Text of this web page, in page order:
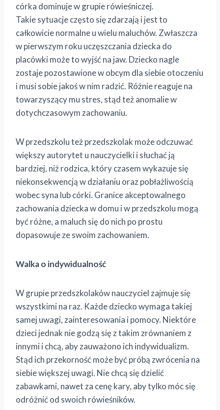
córka dominuje w grupie rówieśniczej.
Takie sytuacje często się zdarzają i jest to
całkowicie normalne u wielu maluchów. Zwłaszcza
w pierwszym roku uczęszczania dziecka do
placówki może to wyjść na jaw. Dziecko nagle
zostaje pozostawione w obcym dla siebie otoczeniu
i musi sobie jakoś w nim radzić. Różnie reaguje na
towarzyszący mu stres, stąd też anomalie w
dotychczasowym zachowaniu.
W przedszkolu też przedszkolak może odczuwać
większy autorytet u nauczycielki i słuchać ją
bardziej, niż rodzica, który czasem wykazuje się
niekonsekwencją w działaniu oraz pobłażliwością
wobec syna lub córki. Granice akceptowalnego
zachowania dziecka w domu i w przedszkolu mogą
być różne, a maluch się do nich po prostu
dopasowuje ze swoim zachowaniem.
Walka o indywidualność
W grupie przedszkolaków nauczyciel zajmuje się
wszystkimi na raz. Każde dziecko wymaga takiej
samej uwagi, zainteresowania i pomocy. Niektóre
dzieci jednak nie godzą się z takim zrównaniem z
innymi i chcą, aby zauważono ich indywidualizm.
Stąd ich przekorność może być próbą zwrócenia na
siebie większej uwagi. Nie chcą się dzielić
zabawkami, nawet za cenę kary, aby tylko móc się
odróżnić od swoich rówieśników.